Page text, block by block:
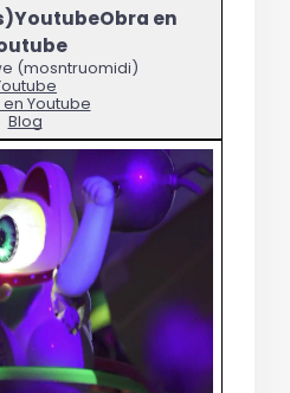
(mosntruomidi)
Youtube
Blog